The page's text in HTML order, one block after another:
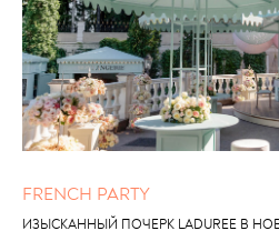
FRENCH PARTY
ИЗЫСКАННЫЙ ПОЧЕРК LADUREE В